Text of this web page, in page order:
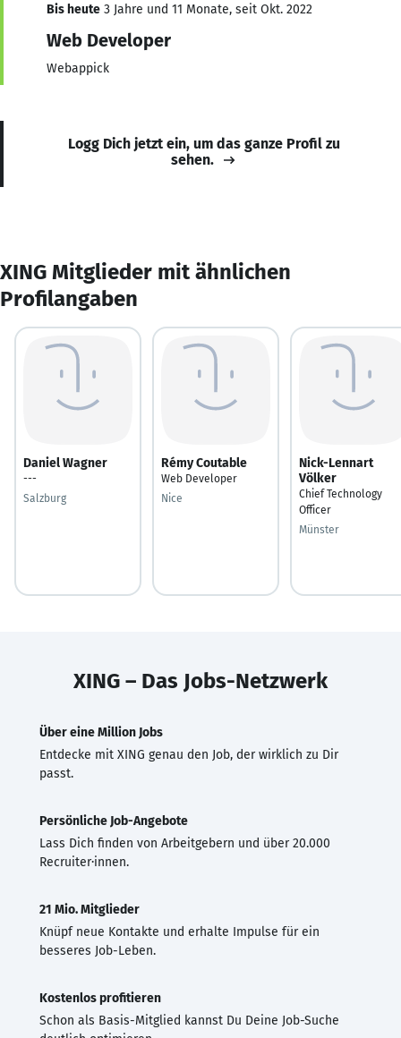
Bis heute 3 Jahre und 11 Monate, seit Okt. 2022
Web Developer
Webappick
Logg Dich jetzt ein, um das ganze Profil zu
sehen.
XING Mitglieder mit ähnlichen
Profilangaben
Daniel Wagner
---
Salzburg
Rémy Coutable
Web Developer
Nice
Nick-Lennart
Völker
Chief Technology
Officer
Münster
XING – Das Jobs-Netzwerk
Über eine Million Jobs
Entdecke mit XING genau den Job, der wirklich zu Dir
passt.
Persönliche Job-Angebote
Lass Dich finden von Arbeitgebern und über 20.000
Recruiter·innen.
21 Mio. Mitglieder
Knüpf neue Kontakte und erhalte Impulse für ein
besseres Job-Leben.
Kostenlos profitieren
Schon als Basis-Mitglied kannst Du Deine Job-Suche